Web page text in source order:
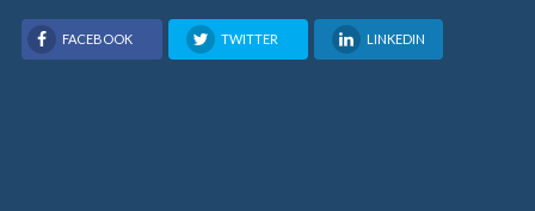
FACEBOOK TWITTER LINKEDIN